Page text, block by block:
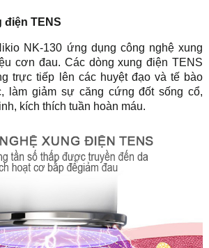
điện TENS
NK-130 ứng dụng công nghệ xung
cơn đau. Các dòng xung điện TENS
trực tiếp lên các huyệt đạo và tế bào
làm giảm sự căng cứng đốt sống cổ,
kích thích tuần hoàn máu.